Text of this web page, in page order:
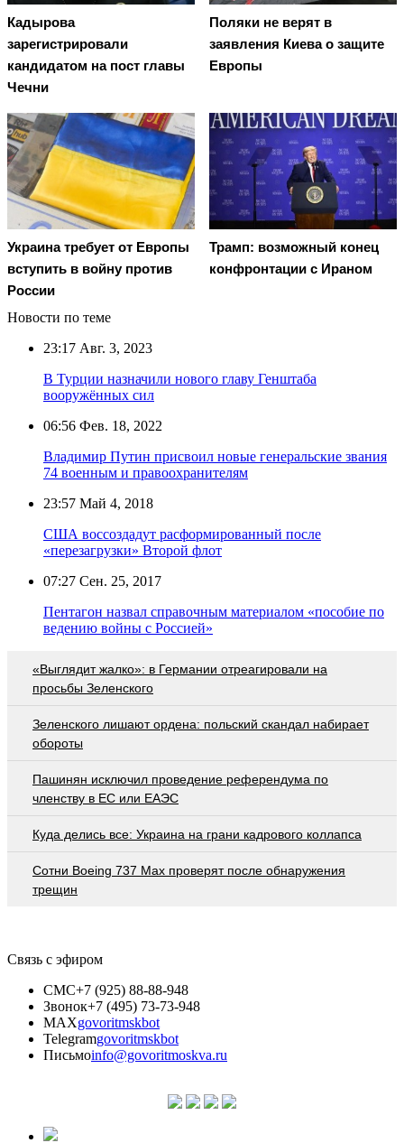
Кадырова
зарегистрировали
кандидатом на пост главы
Чечни
Поляки не верят в
заявления Киева о защите
Европы
Украина требует от Европы
вступить в войну против
России
Трамп: возможный конец
конфронтации с Ираном
Новости по теме
23:17 Авг. 3, 2023
В Турции назначили нового главу Генштаба
вооружённых сил
06:56 Фев. 18, 2022
Владимир Путин присвоил новые генеральские звания
74 военным и правоохранителям
23:57 Май 4, 2018
США воссоздадут расформированный после
«перезагрузки» Второй флот
07:27 Сен. 25, 2017
Пентагон назвал справочным материалом «пособие по
ведению войны с Россией»
«Выглядит жалко»: в Германии отреагировали на
просьбы Зеленского
Зеленского лишают ордена: польский скандал набирает
обороты
Пашинян исключил проведение референдума по
членству в ЕС или ЕАЭС
Куда делись все: Украина на грани кадрового коллапса
Сотни Boeing 737 Max проверят после обнаружения
трещин
Связь с эфиром
СМС+7 (925) 88-88-948
Звонок+7 (495) 73-73-948
MAXgovoritmskbot
Telegramgovoritmskbot
Письмоinfo@govoritmoskva.ru